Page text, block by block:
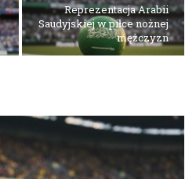
Reprezentacja Arabii
Saudyjskiej w piłce nożnej
mężczyzn